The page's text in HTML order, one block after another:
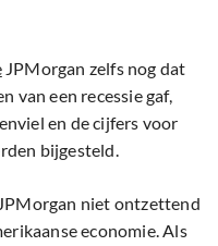
JPMorgan zelfs nog dat
van een recessie gaf,
en de cijfers voor
bijgesteld.
niet ontzettend
economie. Als